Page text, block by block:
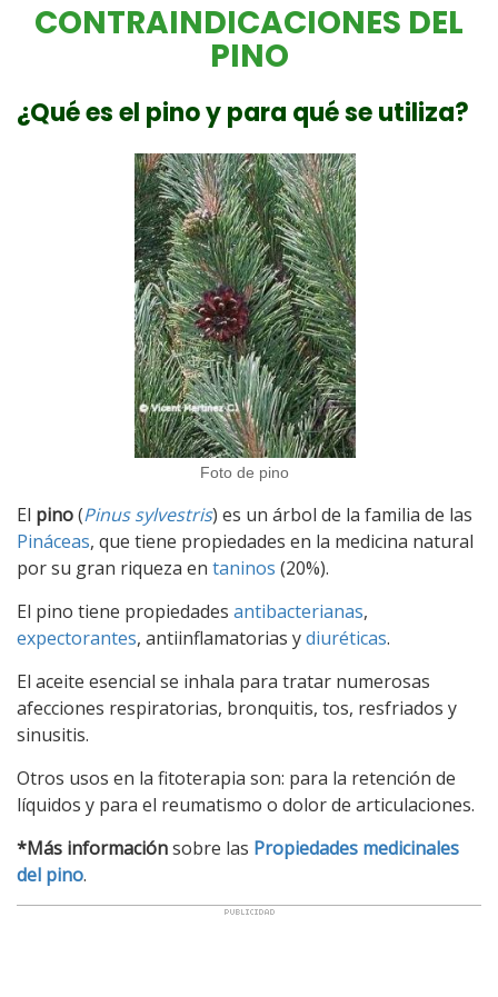
CONTRAINDICACIONES DEL
PINO
¿Qué es el pino y para qué se utiliza?
Foto de pino
El pino(Pinus sylvestris) es un árbol de la familia de las
Pináceas, que tiene propiedades en la medicina natural
por su gran riqueza en taninos (20%).
El pino tiene propiedades antibacterianas,
expectorantes, antiinflamatorias ydiuréticas.
El aceite esencial se inhala para tratar numerosas
afecciones respiratorias, bronquitis, tos, resfriados y
sinusitis.
Otros usos en la fitoterapia son: para la retención de
líquidos y para el reumatismo o dolor de articulaciones.
*Más informaciónsobre las Propiedades medicinales
del pino.